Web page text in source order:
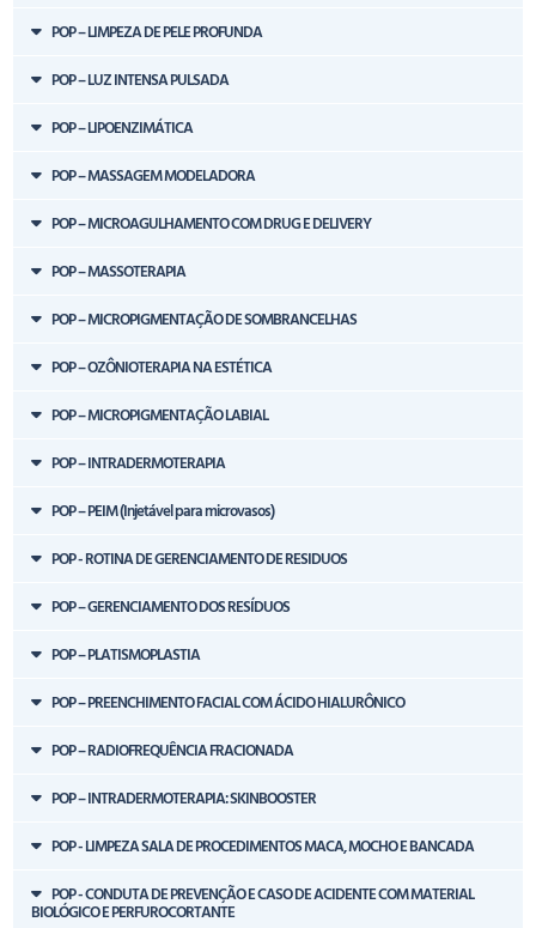
POP – LIMPEZA DE PELE PROFUNDA
POP – LUZ INTENSA PULSADA
POP – LIPOENZIMÁTICA
POP – MASSAGEM MODELADORA
POP – MICROAGULHAMENTO COM DRUG E DELIVERY
POP – MASSOTERAPIA
POP – MICROPIGMENTAÇÃO DE SOMBRANCELHAS
POP – OZÔNIOTERAPIA NA ESTÉTICA
POP – MICROPIGMENTAÇÃO LABIAL
POP – INTRADERMOTERAPIA
POP – PEIM (Injetável para microvasos)
POP - ROTINA DE GERENCIAMENTO DE RESIDUOS
POP – GERENCIAMENTO DOS RESÍDUOS
POP – PLATISMOPLASTIA
POP – PREENCHIMENTO FACIAL COM ÁCIDO HIALURÔNICO
POP – RADIOFREQUÊNCIA FRACIONADA
POP – INTRADERMOTERAPIA: SKINBOOSTER
POP - LIMPEZA SALA DE PROCEDIMENTOS MACA, MOCHO E BANCADA
POP - CONDUTA DE PREVENÇÃO E CASO DE ACIDENTE COM MATERIAL
BIOLÓGICO E PERFUROCORTANTE